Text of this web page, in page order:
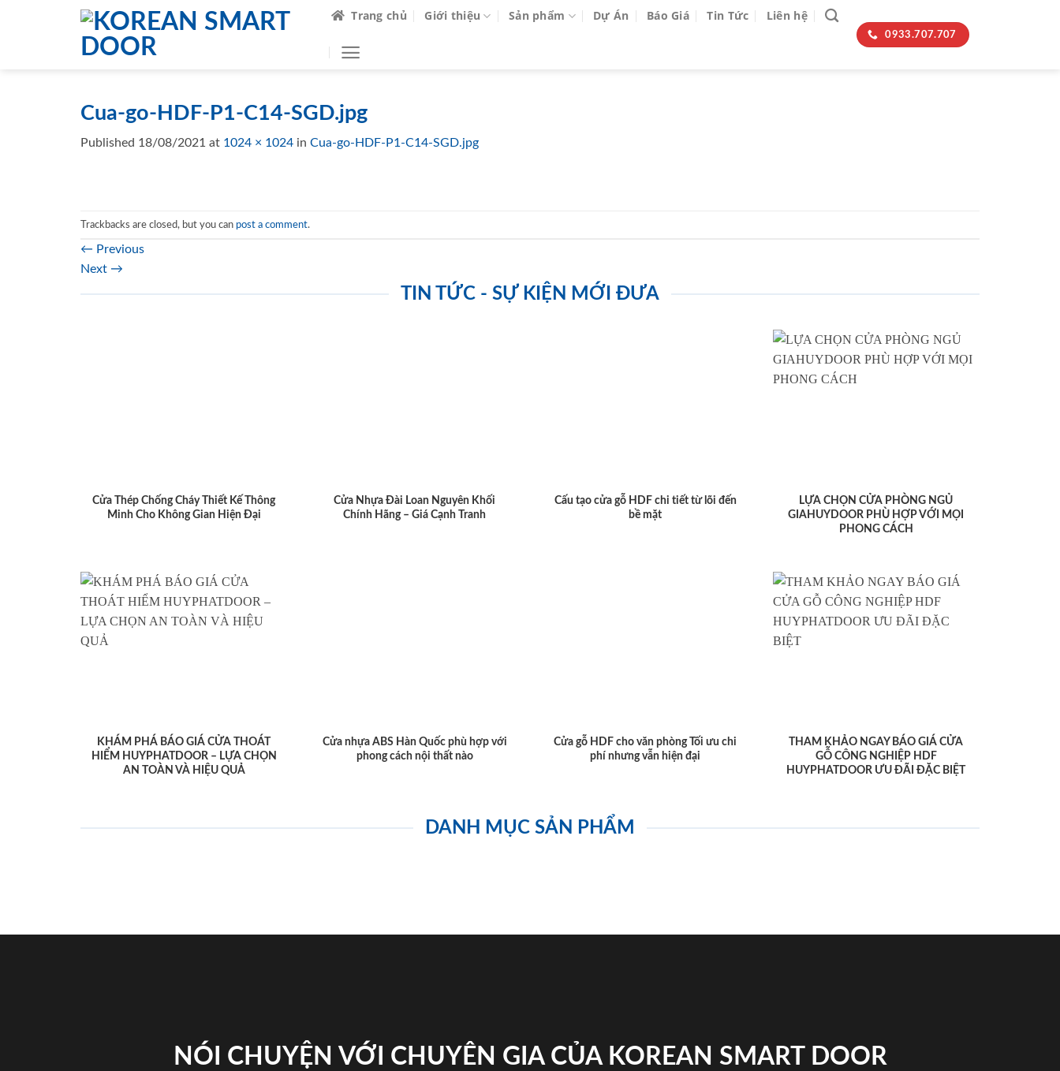
Trang chủ Giới thiệu Sản phẩm Dự Án Báo Giá Tin Tức Liên hệ
0933.707.707
Cua-go-HDF-P1-C14-SGD.jpg
Published 18/08/2021 at 1024 × 1024 in Cua-go-HDF-P1-C14-SGD.jpg
Trackbacks are closed, but you can post a comment.
← Previous
Next →
TIN TỨC - SỰ KIỆN MỚI ĐƯA
Cửa Thép Chống Cháy Thiết Kế Thông
Minh Cho Không Gian Hiện Đại
Cửa Nhựa Đài Loan Nguyên Khối
Chính Hãng – Giá Cạnh Tranh
Cấu tạo cửa gỗ HDF chi tiết từ lõi đến
bề mặt
LỰA CHỌN CỬA PHÒNG NGỦ
GIAHUYDOOR PHÙ HỢP VỚI MỌI
PHONG CÁCH
KHÁM PHÁ BÁO GIÁ CỬA THOÁT
HIỂM HUYPHATDOOR – LỰA CHỌN
AN TOÀN VÀ HIỆU QUẢ
Cửa nhựa ABS Hàn Quốc phù hợp với
phong cách nội thất nào
Cửa gỗ HDF cho văn phòng Tối ưu chi
phí nhưng vẫn hiện đại
THAM KHẢO NGAY BÁO GIÁ CỬA
GỖ CÔNG NGHIỆP HDF
HUYPHATDOOR ƯU ĐÃI ĐẶC BIỆT
DANH MỤC SẢN PHẨM
NÓI CHUYỆN VỚI CHUYÊN GIA CỦA KOREAN SMART DOOR